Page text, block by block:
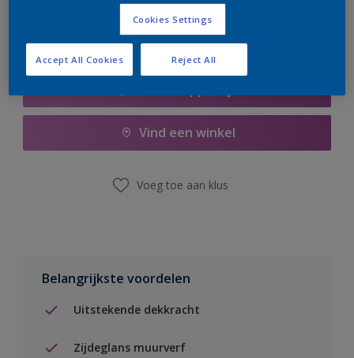
Vind een winkel
Voeg toe aan klus
Belangrijkste voordelen
Uitstekende dekkracht
Zijdeglans muurverf
Cookies Settings
Reject All
Accept All Cookies